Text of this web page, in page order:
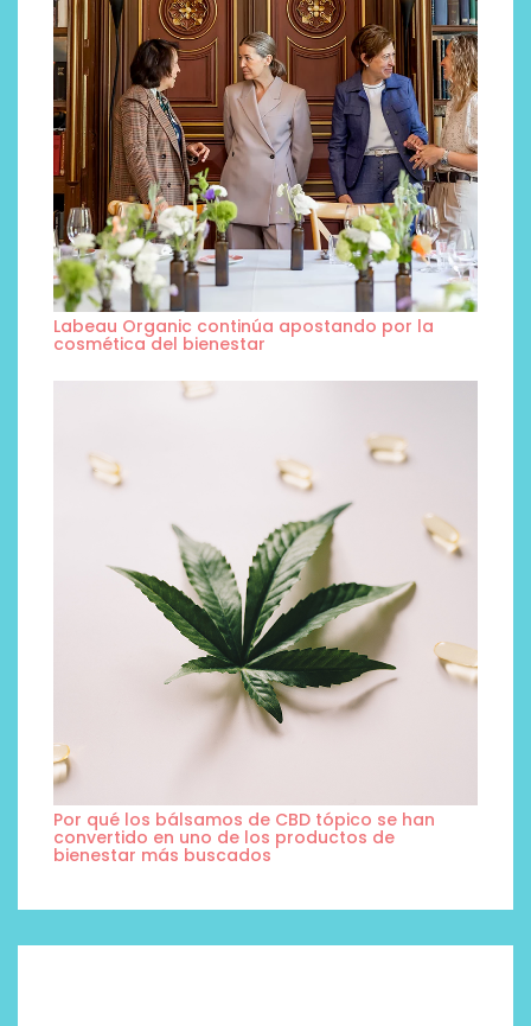
Labeau Organic continúa apostando por la
cosmética del bienestar
Por qué los bálsamos de CBD tópico se han
convertido en uno de los productos de
bienestar más buscados